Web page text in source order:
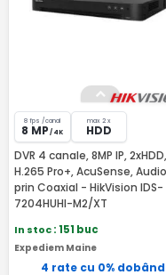
8 fps /canal
8 MP / 4K
max 2 x
HDD
DVR 4 canale, 8MP IP, 2xHDD,
H.265 Pro+, AcuSense, Audio
prin Coaxial - HikVision IDS-
7204HUHI-M2/XT
In stoc: 151 buc
Expediem Maine
4 rate cu 0%